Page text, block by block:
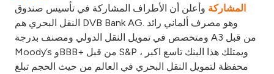
المشاركة وأعلن أن الأطراف المشاركة في تأسيس صندوق
النقل البحري هم DVB Bank AG. وهو مصرف ألماني رائد
ومتخصص في تمويل النقل الدولي ومصنف بدرجة A3 من قبل
Moody’s وBBB+ من قبل S&P ، ويمتلك هذا البنك تاسع اكبر
محفظة لتمويل النقل البحري في العالم من حيث الحجم تبلغ